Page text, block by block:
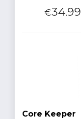
€34.99
Core Keeper